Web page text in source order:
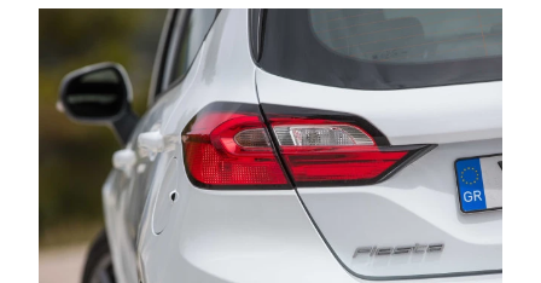
Τεχνολογία
Mobility
Σταθμοί φόρτισης
Classic
Νέα